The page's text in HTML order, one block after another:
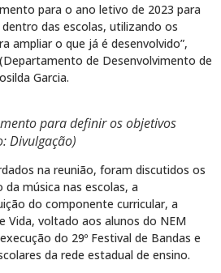
para o ano letivo de 2023 para
das escolas, utilizando os
ampliar o que já é desenvolvido”,
de Desenvolvimento de
Garcia.
para definir os objetivos
Divulgação)
na reunião, foram discutidos os
música nas escolas, a
do componente curricular, a
Vida, voltado aos alunos do NEM
do 29º Festival de Bandas e
da rede estadual de ensino.